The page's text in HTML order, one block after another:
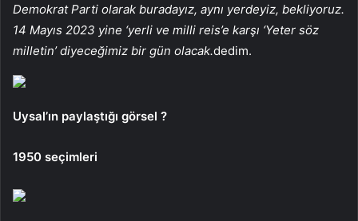
Demokrat Parti olarak buradayız, aynı yerdeyiz, bekliyoruz.
14 Mayıs 2023 yine ‘yerli ve milli reis’e karşı ‘Yeter söz
milletin’ diyeceğimiz bir gün olacak.dedim.
Uysal’ın paylaştığı görsel ?
1950 seçimleri